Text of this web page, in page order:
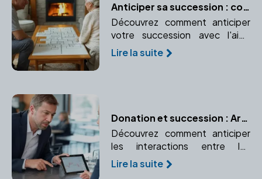
Anticiper sa succession : conseils pratiques avec un notaire
Découvrez comment anticiper
votre succession avec l'aide
d'un notaire. Protégez vos
proches et réduisez les coûts
Lire la suite
Donation et succession : Articuler les deux pour une transmission optimale
Découvrez comment anticiper
les interactions entre les
donations effectuées de votre
vivant et votre future
Lire la suite